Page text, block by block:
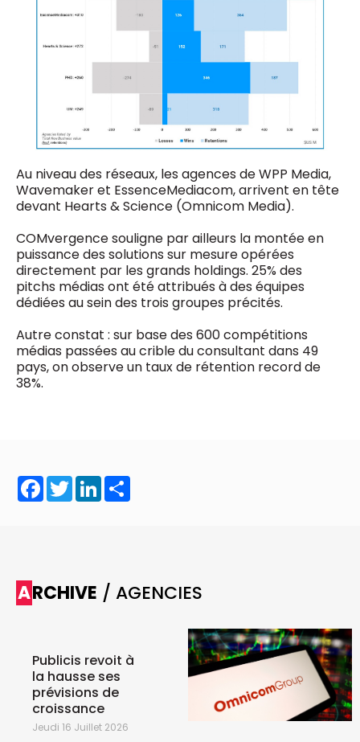
Au niveau des réseaux, les agences de WPP Media,
Wavemaker et EssenceMediacom, arrivent en tête
devant Hearts & Science (Omnicom Media).
COMvergence souligne par ailleurs la montée en
puissance des solutions sur mesure opérées
directement par les grands holdings. 25% des
pitchs médias ont été attribués à des équipes
dédiées au sein des trois groupes précités.
Autre constat : sur base des 600 compétitions
médias passées au crible du consultant dans 49
pays, on observe un taux de rétention record de
38%.
Facebook
TwitterLinkedIn
ARCHIVE / AGENCIES
Publicis revoit à
la hausse ses
prévisions de
croissance
Jeudi 16 Juillet 2026